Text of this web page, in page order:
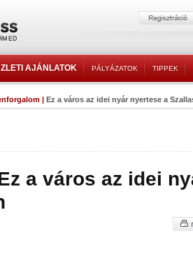
AJÁNLATOK PÁLYÁZATOK TIPPEK
| Ez a város az idei nyár nyertese a
a város az idei